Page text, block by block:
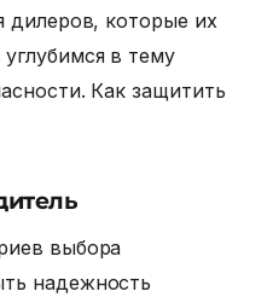
дилеров, которые их
в тему
Как защитить
выбора
надежность